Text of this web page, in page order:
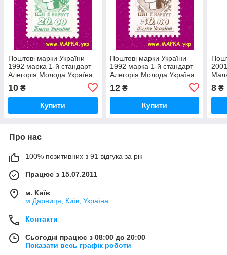
Поштові марки України
1992 марка 1-й стандарт
Алегорія Молода Україна
10 ₴
Купити
Поштові марки України
1992 марка 1-й стандарт
Алегорія Молода Україна
12₴
Купити
8 ₴
Про нас
100% позитивних з 91 відгука за рік
Працює з 15.07.2011
м. Київ
м.Дарниця, Київ, Україна
Контакти
Сьогодні працює з 08:00 до 20:00
Показати весь графік роботи